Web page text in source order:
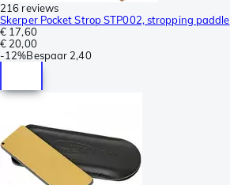
216 reviews
Skerper Pocket Strop STP002, stropping paddle
€ 17,60
€ 20,00
-12%Bespaar 2,40